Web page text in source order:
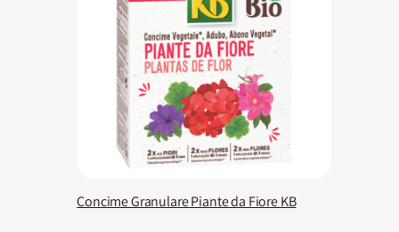
Concime Granulare Piante da Fiore KB